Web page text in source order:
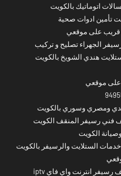
اتوماتيك بالكويت
تأمين ادوات صحية
قريب على موقعي
الجهراء تصليح و تركيب
هندي الشويخ بالكويت
على موقعي
ومصري وسوري بالكويت
فني رسيفر المنقف الكويت
الكويت
الستلايت والرسيفر بالكويت
فني ستلايت مركزي المنقف رسيفر انترنت واي فاي iptv